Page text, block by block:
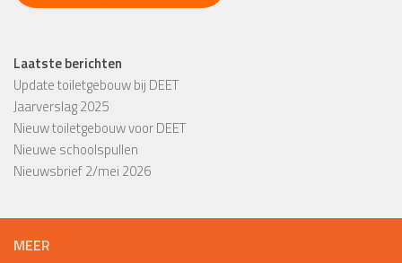
Laatste berichten
Update toiletgebouw bij DEET
Jaarverslag 2025
Nieuw toiletgebouw voor DEET
Nieuwe schoolspullen
Nieuwsbrief 2/mei 2026
MEER